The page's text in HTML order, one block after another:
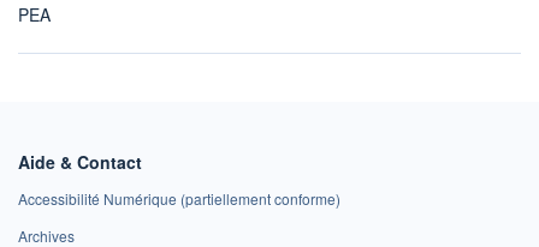
PEA
Aide & Contact
Accessibilité Numérique (partiellement conforme)
Archives